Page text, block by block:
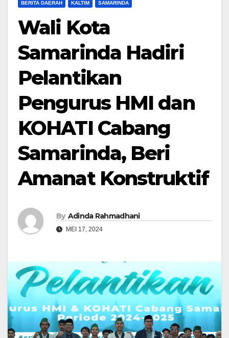
BERITA DAERAH KALTIM SAMARINDA
Wali Kota
Samarinda Hadiri
Pelantikan
Pengurus HMI dan
KOHATI Cabang
Samarinda, Beri
Amanat Konstruktif
By Adinda Rahmadhani
MEI 17, 2024